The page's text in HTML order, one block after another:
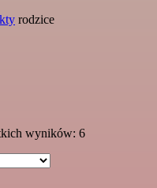
rodzice
wyników: 6